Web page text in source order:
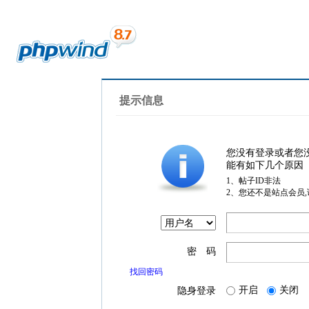
提示信息
您没有登录或者您
能有如下几个原因
1、帖子ID非法
2、您还不是站点会员
密 码
找回密码
隐身登录 开启 关闭